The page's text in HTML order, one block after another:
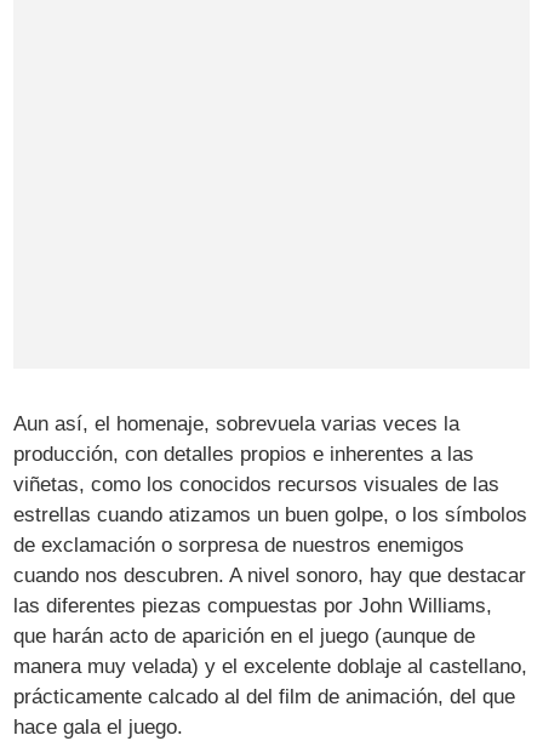
Aun así, el homenaje, sobrevuela varias veces la
producción, con detalles propios e inherentes a las
viñetas, como los conocidos recursos visuales de las
estrellas cuando atizamos un buen golpe, o los símbolos
de exclamación o sorpresa de nuestros enemigos
cuando nos descubren. A nivel sonoro, hay que destacar
las diferentes piezas compuestas por John Williams,
que harán acto de aparición en el juego (aunque de
manera muy velada) y el excelente doblaje al castellano,
prácticamente calcado al del film de animación, del que
hace gala el juego.